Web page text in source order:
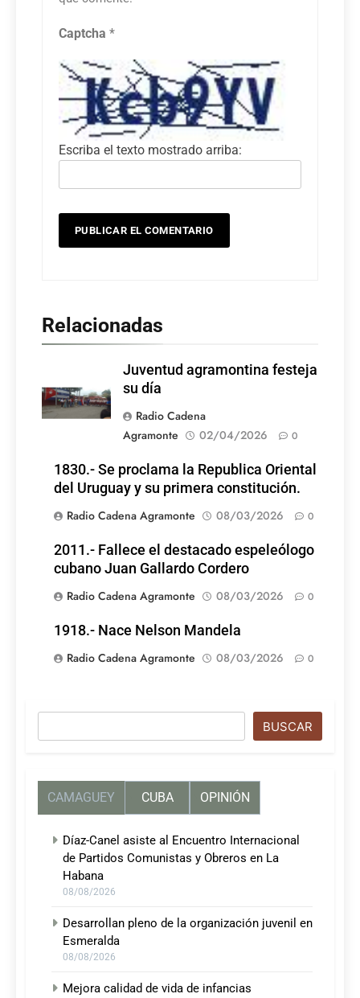
Captcha *
Escriba el texto mostrado arriba:
Relacionadas
Juventud agramontina festeja
su día
Radio Cadena
Agramonte
02/04/2026 0
1830.- Se proclama la Republica Oriental
del Uruguay y su primera constitución.
Radio Cadena Agramonte
08/03/2026 0
2011.- Fallece el destacado espeleólogo
cubano Juan Gallardo Cordero
Radio Cadena Agramonte
08/03/2026 0
1918.- Nace Nelson Mandela
Radio Cadena Agramonte
08/03/2026 0
BUSCAR
CAMAGUEY CUBA OPINIÓN
Díaz-Canel asiste al Encuentro Internacional
de Partidos Comunistas y Obreros en La
Habana
08/08/2026
Desarrollan pleno de la organización juvenil en
Esmeralda
08/08/2026
Mejora calidad de vida de infancias